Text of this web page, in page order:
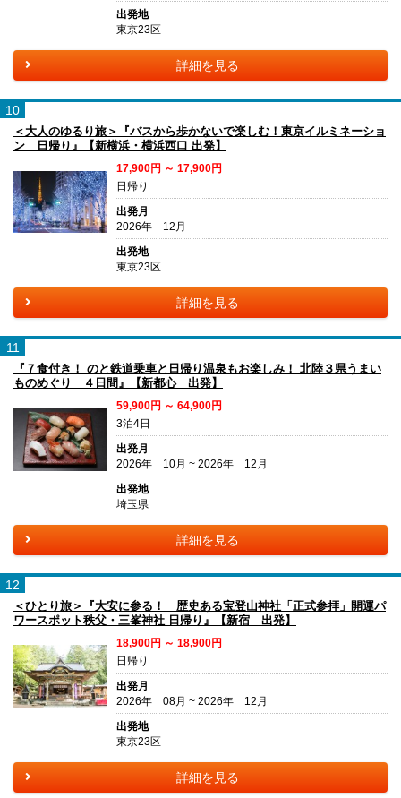
出発地
東京23区
詳細を見る
10
＜大人のゆるり旅＞『バスから歩かないで楽しむ！東京イルミネーショ
ン 日帰り』【新横浜・横浜西口 出発】
17,900円 ～ 17,900円
日帰り
出発月
2026年 12月
出発地
東京23区
詳細を見る
11
『７食付き！ のと鉄道乗車と日帰り温泉もお楽しみ！ 北陸３県うまい
ものめぐり ４日間』【新都心 出発】
59,900円 ～ 64,900円
3泊4日
出発月
2026年 10月 ~ 2026年 12月
出発地
埼玉県
詳細を見る
12
＜ひとり旅＞『大安に参る！ 歴史ある宝登山神社「正式参拝」開運パ
ワースポット秩父・三峯神社 日帰り』【新宿 出発】
18,900円 ～ 18,900円
日帰り
出発月
2026年 08月 ~ 2026年 12月
出発地
東京23区
詳細を見る